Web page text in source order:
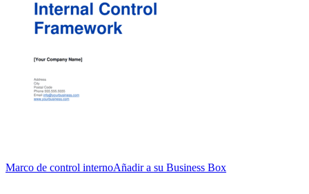
Marco de control internoAñadir a su Business Box